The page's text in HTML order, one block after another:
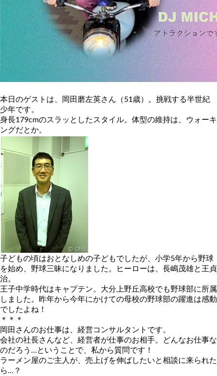
本日のゲストは、岡田磨左英さん（51歳）。挑戦する半世紀
少年です。
身長179cmのスラッとしたスタイル。体型の維持は、ウォーキ
ングだとか。
子どもの頃はおとなしめの子どもでしたが、小学5年から野球
を始め、野球三昧になりました。ヒーローは、長嶋茂雄と王貞
治。
王子中学時代はキャプテン。大分上野丘高校でも野球部に所属
しました。昨年から今年にかけての母校の野球部の躍進は感動
でしたよね！
＊＊＊
岡田さんのお仕事は、経営コンサルタントです。
会社の社長さんなど、経営者が仕事のお相手。どんなお仕事な
のだろう…ということで、私から質問です！
ラーメン屋のご主人が、売上げを伸ばしたいと相談に来られた
ら…？